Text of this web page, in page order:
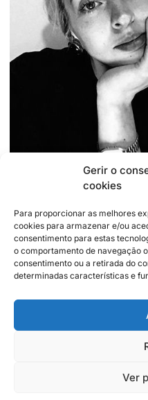
Gerir o
cookies
Para proporcionar as melhores
cookies para armazenar e/ou
consentimento para estas
o comportamento de navegação
consentimento ou a retirada do
determinadas características e
Ver
https://
Parceiros Institucionais